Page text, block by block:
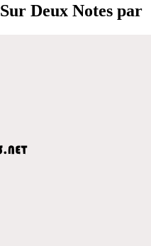
Deux Notes par